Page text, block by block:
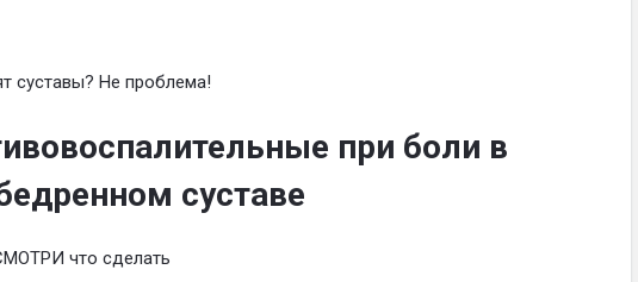
суставы? Не проблема!
при боли в
суставе
что сделать